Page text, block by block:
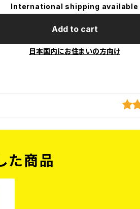
International shipping available
Add to cart
日本国内にお住まいの方向け
た商品